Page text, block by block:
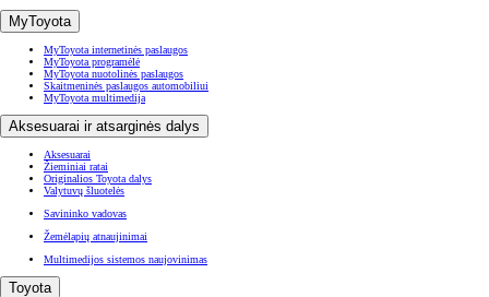
MyToyota
MyToyota internetinės paslaugos
MyToyota programėlė
MyToyota nuotolinės paslaugos
Skaitmeninės paslaugos automobiliui
MyToyota multimedija
Aksesuarai ir atsarginės dalys
Aksesuarai
Žieminiai ratai
Originalios Toyota dalys
Valytuvų šluotelės
Savininko vadovas
Žemėlapių atnaujinimai
Multimedijos sistemos naujovinimas
Toyota